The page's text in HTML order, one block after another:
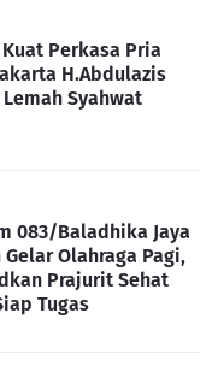
Perkasa Pria
H.Abdulazis
Syahwat
083/Baladhika Jaya
Gelar Olahraga Pagi,
Prajurit Sehat
Tugas